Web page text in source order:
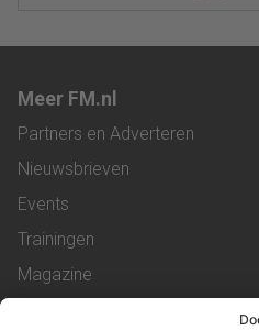
Meer FM.nl
Partners en Adverteren
Nieuwsbrieven
Events
Trainingen
Magazine